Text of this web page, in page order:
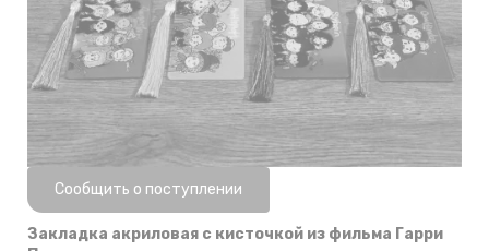
Нет в наличии
Сообщить о поступлении
Закладка акриловая с кисточкой из фильма Гарри